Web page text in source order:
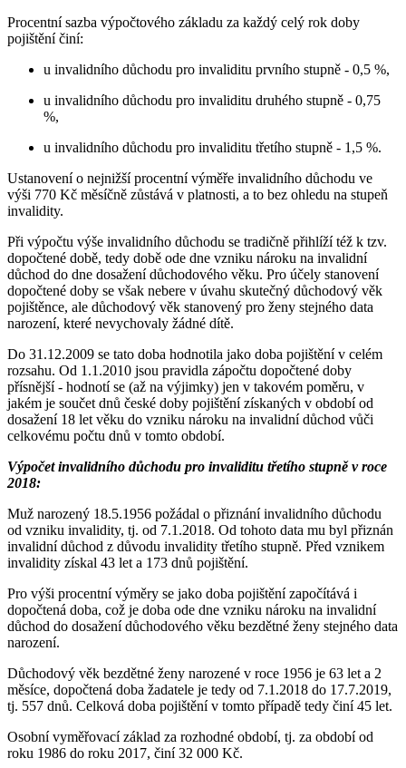
Procentní sazba výpočtového základu za každý celý rok doby
pojištění činí:
u invalidního důchodu pro invaliditu prvního stupně - 0,5 %,
u invalidního důchodu pro invaliditu druhého stupně - 0,75
%,
u invalidního důchodu pro invaliditu třetího stupně - 1,5 %.
Ustanovení o nejnižší procentní výměře invalidního důchodu ve
výši 770 Kč měsíčně zůstává v platnosti, a to bez ohledu na stupeň
invalidity.
Při výpočtu výše invalidního důchodu se tradičně přihlíží též k tzv.
dopočtené době, tedy době ode dne vzniku nároku na invalidní
důchod do dne dosažení důchodového věku. Pro účely stanovení
dopočtené doby se však nebere v úvahu skutečný důchodový věk
pojištěnce, ale důchodový věk stanovený pro ženy stejného data
narození, které nevychovaly žádné dítě.
Do 31.12.2009 se tato doba hodnotila jako doba pojištění v celém
rozsahu. Od 1.1.2010 jsou pravidla zápočtu dopočtené doby
přísnější - hodnotí se (až na výjimky) jen v takovém poměru, v
jakém je součet dnů české doby pojištění získaných v období od
dosažení 18 let věku do vzniku nároku na invalidní důchod vůči
celkovému počtu dnů v tomto období.
Výpočet invalidního důchodu pro invaliditu třetího stupně v roce
2018:
Muž narozený 18.5.1956 požádal o přiznání invalidního důchodu
od vzniku invalidity, tj. od 7.1.2018. Od tohoto data mu byl přiznán
invalidní důchod z důvodu invalidity třetího stupně. Před vznikem
invalidity získal 43 let a 173 dnů pojištění.
Pro výši procentní výměry se jako doba pojištění započítává i
dopočtená doba, což je doba ode dne vzniku nároku na invalidní
důchod do dosažení důchodového věku bezdětné ženy stejného data
narození.
Důchodový věk bezdětné ženy narozené v roce 1956 je 63 let a 2
měsíce, dopočtená doba žadatele je tedy od 7.1.2018 do 17.7.2019,
tj. 557 dnů. Celková doba pojištění v tomto případě tedy činí 45 let.
Osobní vyměřovací základ za rozhodné období, tj. za období od
roku 1986 do roku 2017, činí 32 000 Kč.